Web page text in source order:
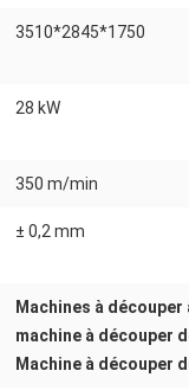
3510*2845*1750
28 kW
350 m/min
± 0,2 mm
Machines à
machine à découper
Machine à découper